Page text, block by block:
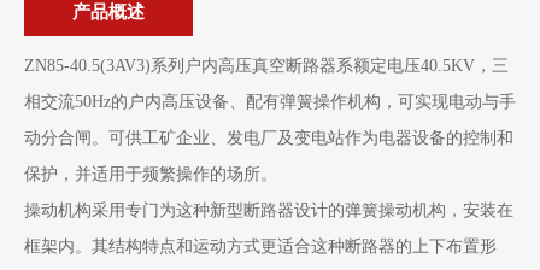
产品概述
ZN85-40.5(3AV3)系列户内高压真空断路器系额定电压40.5KV，三
相交流50Hz的户内高压设备、配有弹簧操作机构，可实现电动与手
动分合闸。可供工矿企业、发电厂及变电站作为电器设备的控制和
保护，并适用于频繁操作的场所。
操动机构采用专门为这种新型断路器设计的弹簧操动机构，安装在
框架内。其结构特点和运动方式更适合这种断路器的上下布置形